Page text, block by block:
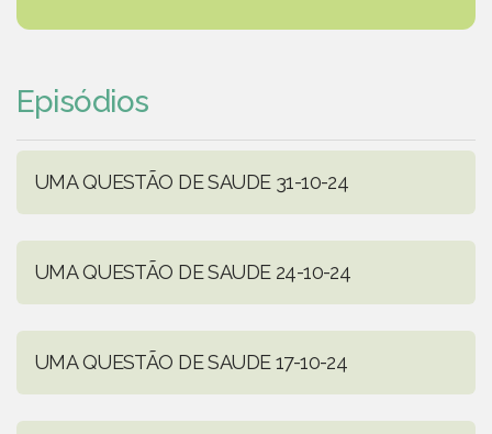
Episódios
UMA QUESTÃO DE SAUDE 31-10-24
UMA QUESTÃO DE SAUDE 24-10-24
UMA QUESTÃO DE SAUDE 17-10-24